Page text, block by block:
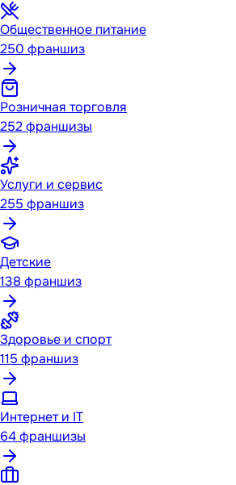
Общественное питание
250 франшиз
Розничная торговля
252франшизы
Услуги и сервис
255 франшиз
Детские
138 франшиз
Здоровье и спорт
115 франшиз
Интернет и IT
64франшизы